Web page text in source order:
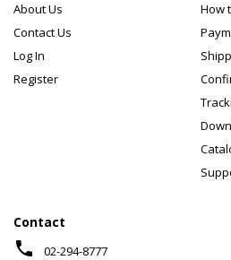
About Us
Contact Us
Log In
Register
How
Contact
phone 02-294-8777